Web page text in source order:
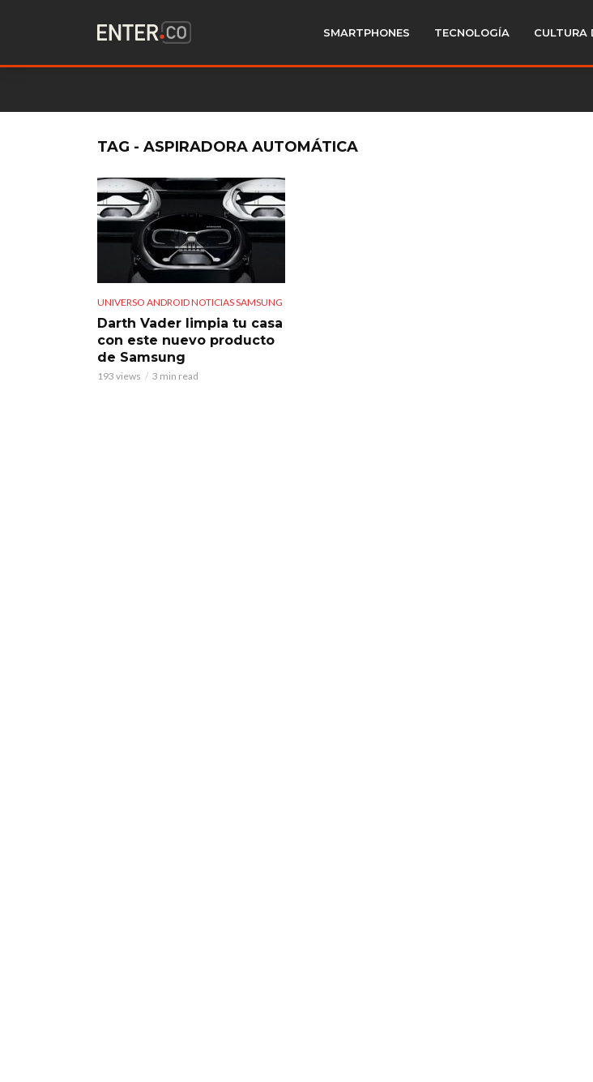
SMARTPHONES TECNOLOGÍA CULTURA
TAG - ASPIRADORA AUTOMÁTICA
UNIVERSO ANDROID NOTICIAS SAMSUNG
Darth Vader limpia tu casa
con este nuevo producto
de Samsung
193 views 3 min read